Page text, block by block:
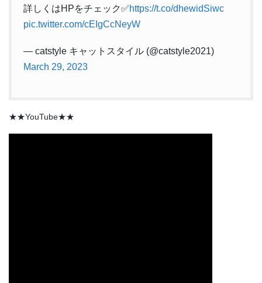
詳しくはHPをチェック✅https://t.co/dhewidSiwc
pic.twitter.com/cEIgCcNeyW
— catstyle キャットスタイル (@catstyle2021)
March 29, 2023
★★YouTube★★